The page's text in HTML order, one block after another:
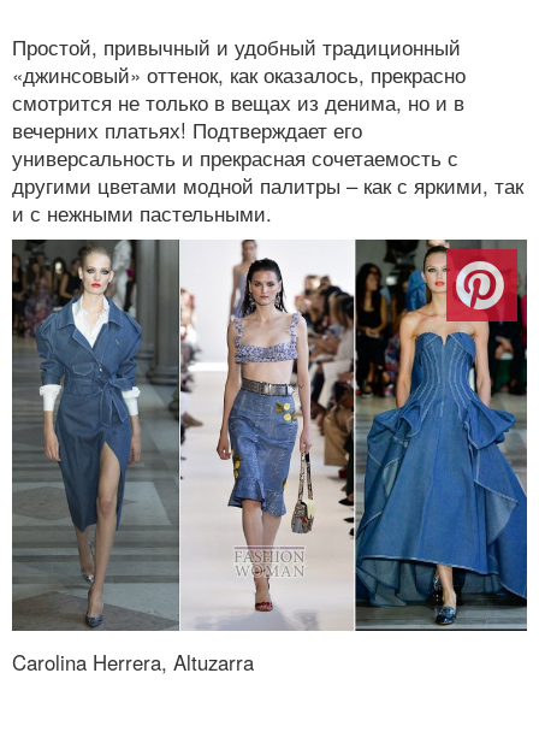
Простой, привычный и удобный традиционный
«джинсовый» оттенок, как оказалось, прекрасно
смотрится не только в вещах из денима, но и в
вечерних платьях! Подтверждает его
универсальность и прекрасная сочетаемость с
другими цветами модной палитры – как с яркими, так
и с нежными пастельными.
Carolina Herrera, Altuzarra